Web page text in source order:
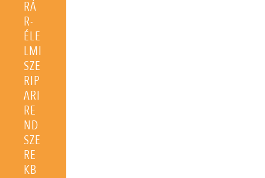
RÁ
R-
ÉLE
LMI
SZE
RIP
ARI
RE
ND
SZE
RE
KB